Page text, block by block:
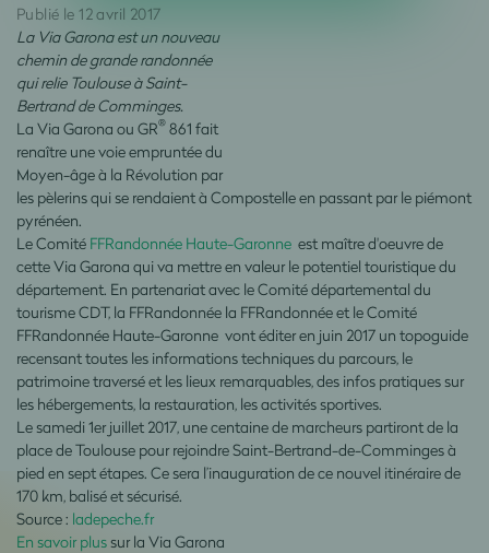
Publié le 12 avril 2017
La Via Garona est un nouveau
chemin de grande randonnée
qui relie Toulouse à Saint-
Bertrand de Comminges.
La Via Garona ou GR® 861 fait
renaître une voie empruntée du
Moyen-âge à la Révolution par
les pèlerins qui se rendaient à Compostelle en passant par le piémont
pyrénéen.
Le Comité FFRandonnée Haute-Garonne est maître d'oeuvre de
cette Via Garona qui va mettre en valeur le potentiel touristique du
département. En partenariat avec le Comité départemental du
tourisme CDT, la FFRandonnée la FFRandonnée et le Comité
FFRandonnée Haute-Garonne vont éditer en juin 2017 un topoguide
recensant toutes les informations techniques du parcours, le
patrimoine traversé et les lieux remarquables, des infos pratiques sur
les hébergements, la restauration, les activités sportives.
Le samedi 1er juillet 2017, une centaine de marcheurs partiront de la
place de Toulouse pour rejoindre Saint-Bertrand-de-Comminges à
pied en sept étapes. Ce sera l’inauguration de ce nouvel itinéraire de
170 km, balisé et sécurisé.
Source : ladepeche.fr
En savoir plus sur la Via Garona